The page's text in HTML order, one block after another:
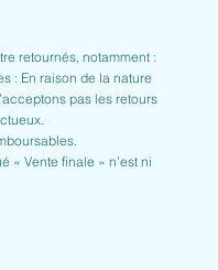
retournés, notamment :
: En raison de la nature
pas les retours
« Vente finale » n’est ni